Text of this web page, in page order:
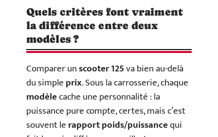
Quels critères font vraiment
la différence entre deux
modèles ?
Comparer unscooter 125va bien au-delà
du simpleprix. Sous la carrosserie, chaque
modèlecache une personnalité : la
puissance pure compte, certes, mais c’est
souvent lerapport poids/puissancequi